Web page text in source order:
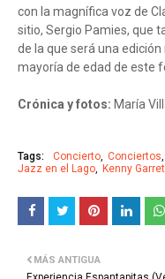
con la magnífica voz de
sitio, Sergio Pamies, que
de la que será una
mayoría de edad de este
Crónica y fotos: María
Tags: Concierto Conciertos
Jazz en el Lago
Kenny Garret
MÁS ANTIGUA